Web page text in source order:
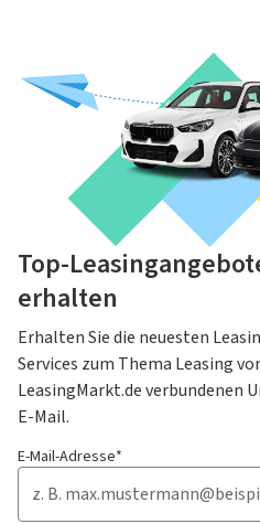
Top-
erhalten
Erhalten Sie die neuesten
Services zum Thema Leasing
LeasingMarkt.de verbundenen
E-Mail.
E-Mail-Adresse*